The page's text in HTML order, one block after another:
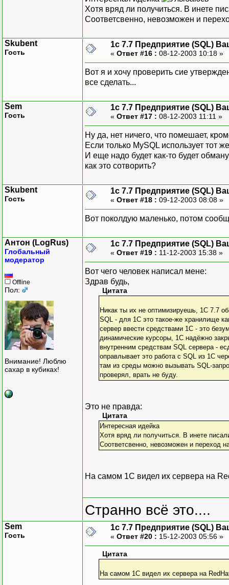
Хотя вряд ли получиться. В инете
Соответсвенно, невозможен и
Skubent
Гость
1с 7.7 Предприятие (SQL)
« Ответ #16 : 08-12-2003 10:18 »
Вот я и хочу проверить сие
все сделать...
Sem
Гость
1с 7.7 Предприятие (SQL)
« Ответ #17 : 08-12-2003 11:11 »
Ну да, нет ничего, что помешает,
Если только MySQL использует тот
И еще надо будет как-то будет
как это сотворить?
Skubent
Гость
1с 7.7 Предприятие (SQL)
« Ответ #18 : 09-12-2003 08:08 »
Вот поколдую маленько, потом
Антон (LogRus)
Глобальный
модератор
Offline
Пол:
Внимание! Люблю
сахар в кубиках!
1с 7.7 Предприятие (SQL)
« Ответ #19 : 11-12-2003 15:38 »
Вот чего человек написал мене:
Здрав будь,
Цитата
Никак ты их не оптимизируешь, 1С 7.7
SQL - для 1С это такое-же хранилище
сервер ввести средствами 1С - это
динамические курсоры, 1С надёжно
внутренним средствам SQL сервера -
оправлывает это работа с SQL из 1С
там из среды можно вызывать SQL-
проверял, врать не буду.
Это не правда:
Цитата
Интересная идейка
Хотя вряд ли получиться. В инете
Соответсвенно, невозможен и переход
На самом 1С видел их сервера на
Странно всё это....
Sem
Гость
1с 7.7 Предприятие (SQL)
« Ответ #20 : 15-12-2003 05:56 »
Цитата
На самом 1С видел их сервера на